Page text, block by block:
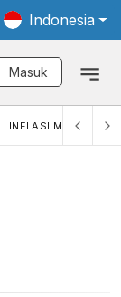
Indonesia
Masuk
INFLASI MOM (JUL)